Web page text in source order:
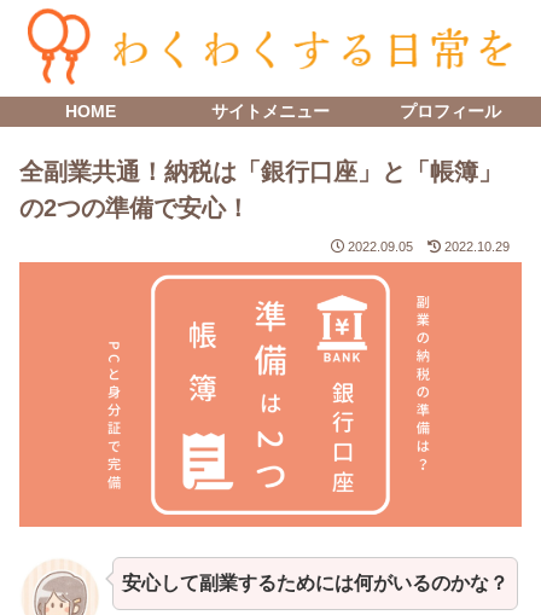
HOME サイトメニュー プロフィール
全副業共通！納税は「銀行口座」と「帳簿」
の2つの準備で安心！
2022.09.05 2022.10.29
安心して副業するためには何がいるのかな？